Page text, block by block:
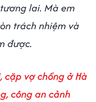
lai. Mà em
trách nhiệm và
được.
cặp vợ chồng ở Hà
công an cảnh